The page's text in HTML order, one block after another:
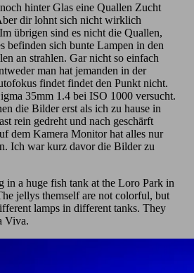
hinter Glas eine Quallen Zucht
dir lohnt sich nicht wirklich
übrigen sind es nicht die Quallen,
befinden sich bunte Lampen in den
an strahlen. Gar nicht so einfach
man hat jemanden in der
findet findet den Punkt nicht.
35mm 1.4 bei ISO 1000 versucht.
die Bilder erst als ich zu hause in
rein gedreht und nach geschärft
dem Kamera Monitor hat alles nur
Ich war kurz davor die Bilder zu
a huge fish tank at the Loro Park in
jellys themself are not colorful, but
lamps in different tanks. They
Viva.